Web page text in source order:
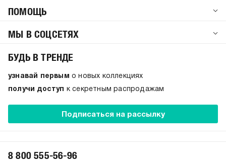
ПОМОЩЬ
МЫ В СОЦСЕТЯХ
БУДЬ В ТРЕНДЕ
узнавай первым о новых коллекциях
получи доступ к секретным распродажам
Подписаться на рассылку
8 800 555-56-96